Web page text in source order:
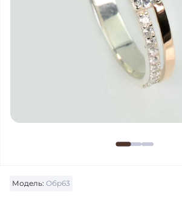
Модель: Обр63